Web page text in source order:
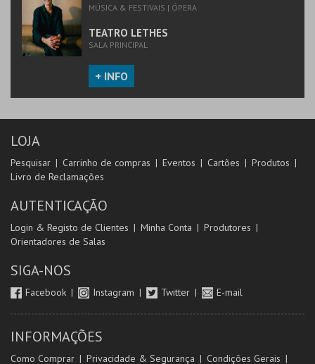
MÚSICA & FESTIVAIS | ÓPERA
TEATRO LETHES
SALA PRINCIPAL
+ INFO
LOJA
Pesquisar Carrinho de compras Eventos Cartões
Produtos
Livro de Reclamações
AUTENTICAÇÃO
Login & Registo de Clientes Minha Conta
Produtores
Orientadores de Salas
SIGA-NOS
Facebook Instagram Twitter E-mail
INFORMAÇÕES
Como Comprar Privacidade & Segurança Condições Gerais